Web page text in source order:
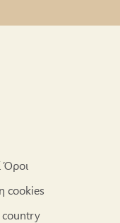
Όροι
cookies
country